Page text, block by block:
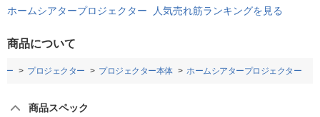
ホームシアタープロジェクター 人気売れ筋ランキングを見る
商品について
ー プロジェクター プロジェクター本体 ホームシアタープロジェクター
商品スペック